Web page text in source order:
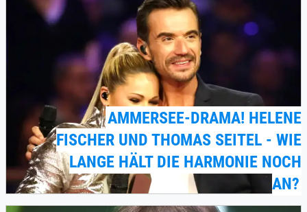
AMMERSEE-DRAMA! HELENE
FISCHER UND THOMAS SEITEL - WIE
LANGE HÄLT DIE HARMONIE NOCH
AN?